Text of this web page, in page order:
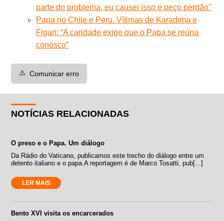
parte do problema, eu causei isso e peço perdão''
Papa no Chile e Peru. Vítimas de Karadima e
Figari: “A caridade exige que o Papa se reúna
conosco”
⚠️ Comunicar erro
NOTÍCIAS RELACIONADAS
O preso e o Papa. Um diálogo
Da Rádio do Vaticano, publicamos este trecho do diálogo entre um
detento italiano e o papa.A reportagem é de Marco Tosatti, pub[...]
LER MAIS
Bento XVI visita os encarcerados